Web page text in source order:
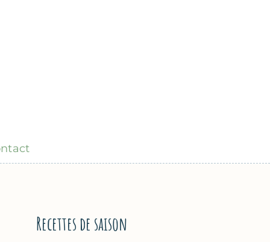
Recettes de saison